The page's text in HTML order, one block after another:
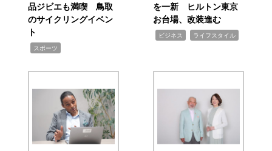
品ジビエも満喫 鳥取
のサイクリングイベン
ト
スポーツ
を一新 ヒルトン東京
お台場、改装進む
ビジネス ライフスタイル